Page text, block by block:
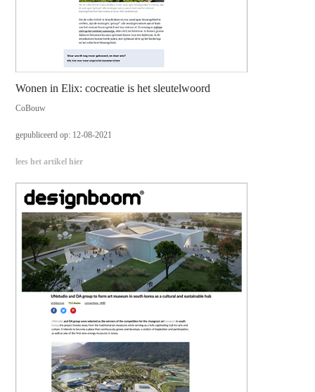
Wonen in Elix: cocreatie is het sleutelwoord
CoBouw
gepubliceerd op: 12-08-2021
lees het artikel hier